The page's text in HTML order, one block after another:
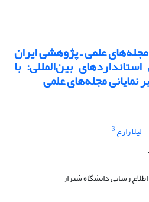
علمی ـ پژوهشی ایران
بین‌المللی: با
نمایانی مجله‌های علمی
لیلا زارع 3
رسانی دانشگاه شیراز